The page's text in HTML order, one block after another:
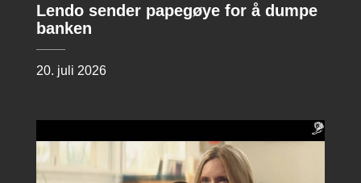
Lendo sender papegøye for å dumpe
banken
20. juli 2026